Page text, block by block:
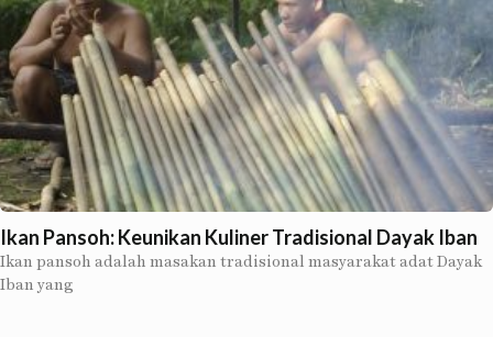
Ikan Pansoh: Keunikan Kuliner Tradisional Dayak Iban
Ikan pansoh adalah masakan tradisional masyarakat adat Dayak
Iban yang